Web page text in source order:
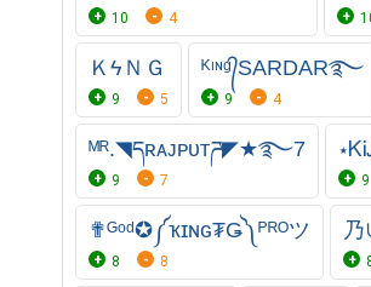
10 4
ＫϟＮＧ
9 5
ᴷᶦᶰᵍ᭄SARDAR࿐
9 4
ᴹᴿ.◥དʀᴀᴊᴘᴜᴛཌ◤★࿐7
9 7 9
✟ᴳᵒᵈ✪༼ҡɪɴɢ₮Ǥ༽ᴾᴿᴼツ
8 8